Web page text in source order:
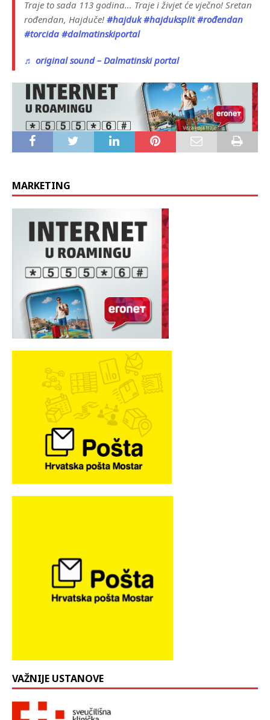
Traje to sada 113 godina… Traje i živjet će vječno! Sretan
rođendan, Hajduče! #hajduk #hajduksplit #rođendan
#torcida #dalmatinskiportal
♬ original sound – Dalmatinski portal
MARKETING
VAŽNIJE USTANOVE